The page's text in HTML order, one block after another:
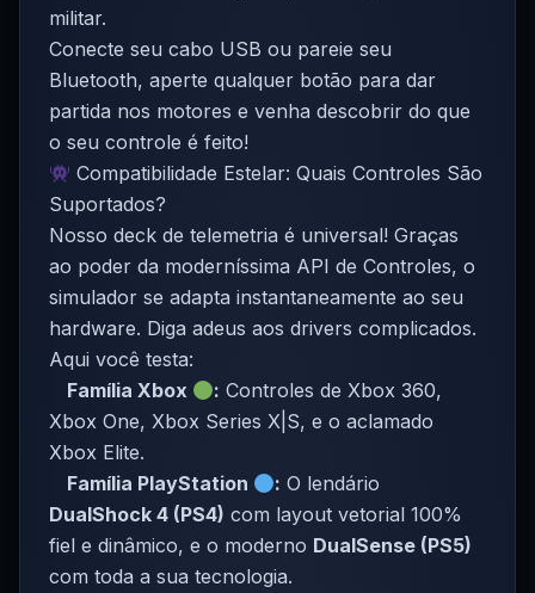
militar.
Conecte seu cabo USB ou pareie seu
Bluetooth, aperte qualquer botão para dar
partida nos motores e venha descobrir do que
o seu controle é feito!
Compatibilidade Estelar: Quais Controles São
Suportados?
Nosso deck de telemetria é universal! Graças
ao poder da moderníssima API de Controles, o
simulador se adapta instantaneamente ao seu
hardware. Diga adeus aos drivers complicados.
Aqui você testa:
Família Xbox
: Controles de Xbox 360,
Xbox One, Xbox Series X|S, e o aclamado
Xbox Elite.
Família PlayStation
: O lendário
DualShock 4 (PS4) com layout vetorial 100%
fiel e dinâmico, e o moderno DualSense (PS5)
com toda a sua tecnologia.